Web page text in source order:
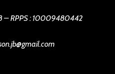
– RPPS : 10009480442